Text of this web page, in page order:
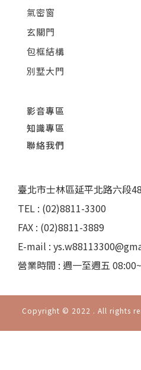
氣密窗
玄關門
包框結構
別墅大門
影音專區
知識專區
聯絡我們
臺北市士林區延平北路六段
TEL : (02)8811-3300
FAX : (02)8811-3889
E-mail :
營業時間 : 週一至週五
Copyright © 2022 . All rights